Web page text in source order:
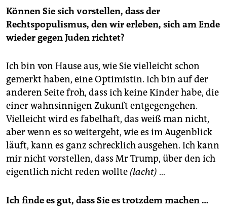
Können Sie sich vorstellen, dass der
Rechtspopulismus, den wir erleben, sich am Ende
wieder gegen Juden richtet?
Ich bin von Hause aus, wie Sie vielleicht schon
gemerkt haben, eine Optimistin. Ich bin auf der
anderen Seite froh, dass ich keine Kinder habe, die
einer wahnsinnigen Zukunft entgegengehen.
Vielleicht wird es fabelhaft, das weiß man nicht,
aber wenn es so weitergeht, wie es im Augenblick
läuft, kann es ganz schrecklich ausgehen. Ich kann
mir nicht vorstellen, dass Mr Trump, über den ich
eigentlich nicht reden wollte (lacht) …
Ich finde es gut, dass Sie es trotzdem machen …